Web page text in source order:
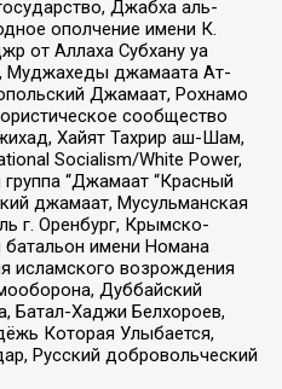
Джабха аль-
ополчение имени К.
от Аллаха Субхану уа
Муджахеды джамаата Ат-
Джамаат, Рохнамо
сообщество
Хайят Тахрир аш-Шам,
Socialism/White Power,
“Джамаат “Красный
джамаат, Мусульманская
г. Оренбург, Крымско-
батальон имени Номана
исламского возрождения
Дуббайский
Батал-Хаджи Белхороев,
Которая Улыбается,
Русский добровольческий